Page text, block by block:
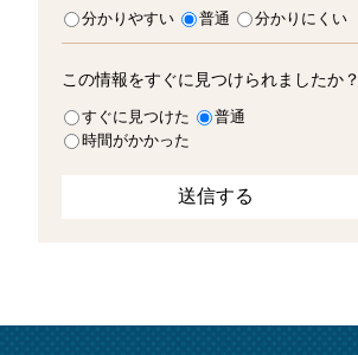
分かりやすい 普通 分かりにくい
この情報をすぐに見つけられましたか？
すぐに見つけた
普通
時間がかかった